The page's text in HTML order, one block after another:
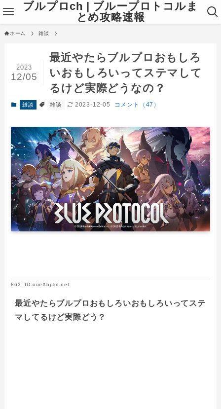
ブルプロch | ブループロトコルま
とめ攻略速報
ホーム 雑談
最近やたらブルプロおもしろ
いおもしろいってステマして
るけど実際どうなの？
2023
12/05
雑談 雑談 2023-12-05 コメント（47）
863: ID:oueXhplm.net
最近やたらブルプロおもしろいおもしろいってステ
マしてるけど実際どう？